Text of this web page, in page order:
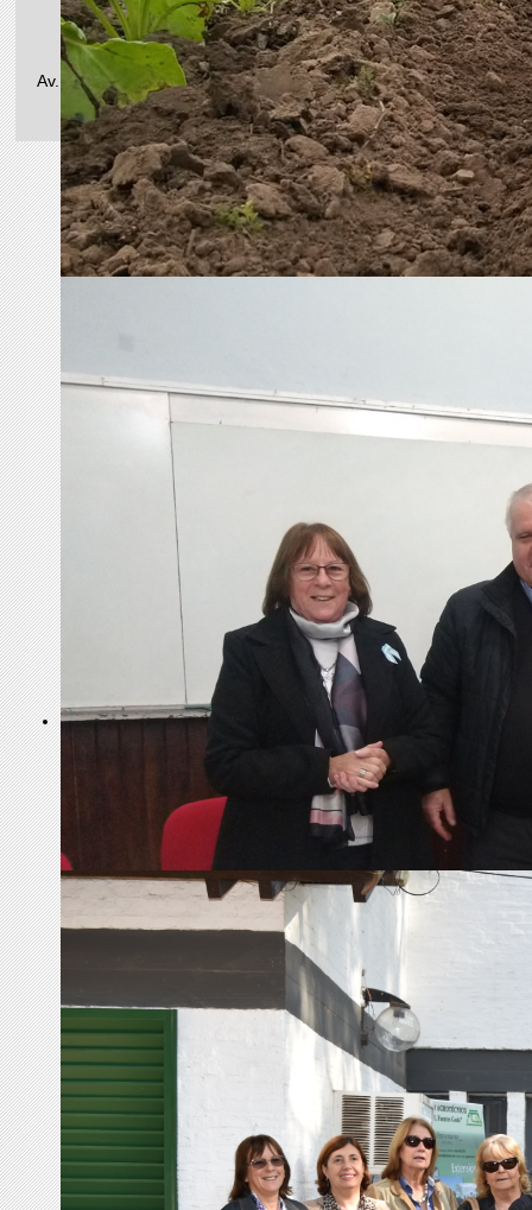
Teléfono/Fax: +54 (0362) 448-8590
E-mail administrativo: agrotecnico25@hotmail.com
Av. Las Heras 727 | CP 3500 | Resistencia, Chaco, Argentina